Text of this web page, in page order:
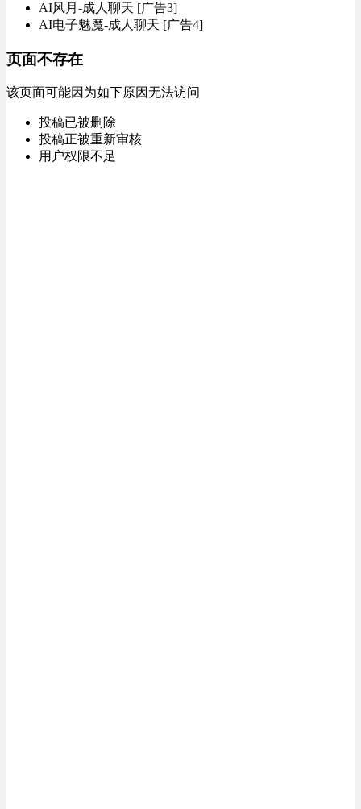
AI风月-成人聊天 [广告3]
AI电子魅魔-成人聊天 [广告4]
页面不存在
该页面可能因为如下原因无法访问
投稿已被删除
投稿正被重新审核
用户权限不足